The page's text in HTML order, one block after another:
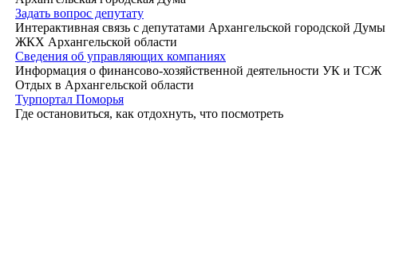
Задать вопрос депутату
Интерактивная связь с депутатами Архангельской городской Думы
ЖКХ Архангельской области
Сведения об управляющих компаниях
Информация о финансово-хозяйственной деятельности УК и ТСЖ
Отдых в Архангельской области
Турпортал Поморья
Где остановиться, как отдохнуть, что посмотреть